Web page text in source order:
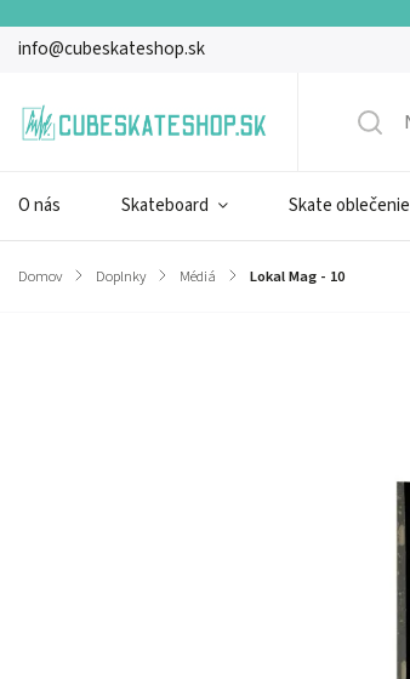
info@cubeskateshop.sk
O nás Skateboard Skate oblečenie
Domov / Doplnky / Médiá / Lokal Mag - 10